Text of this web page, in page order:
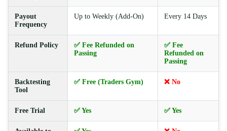
Payout
Frequency
Up to Weekly (Add-On) Every 14 Days
Refund Policy
✅ Fee Refunded on
Passing
✅ Fee
Refunded on
Passing
Backtesting
Tool
✅ Free (Traders Gym) ❌ No
Free Trial ✅ Yes ✅ Yes